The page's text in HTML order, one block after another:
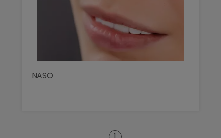
NASO